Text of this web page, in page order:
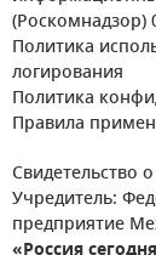
(Роскомнадзор)
Политика
логирования
Политика
Правила
Свидетельство
Учредитель:
предприятие